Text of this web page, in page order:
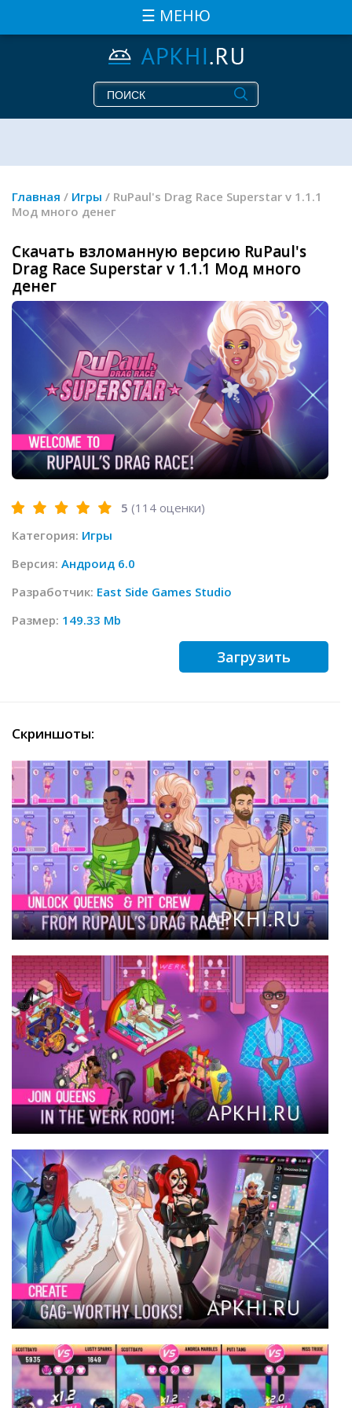
☰ МЕНЮ
Главная / Игры / RuPaul's Drag Race Superstar v 1.1.1
Мод много денег
Скачать взломанную версию RuPaul's
Drag Race Superstar v 1.1.1 Мод много
денег
5 (114 оценки)
Категория: Игры
Версия: Андроид 6.0
Разработчик: East Side Games Studio
Размер: 149.33 Mb
Загрузить
Скриншоты: